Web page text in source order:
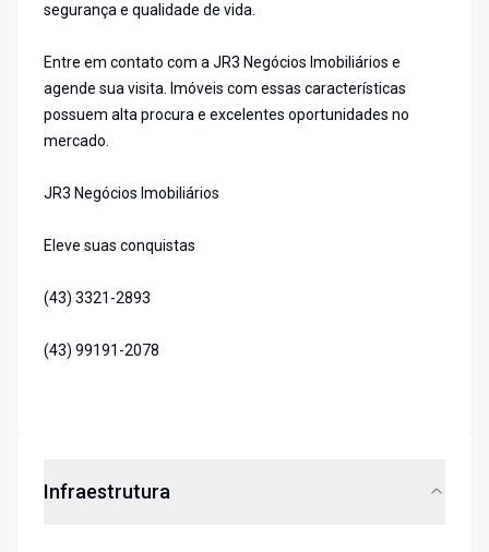
segurança e qualidade de vida.
Entre em contato com a JR3 Negócios Imobiliários e
agende sua visita. Imóveis com essas características
possuem alta procura e excelentes oportunidades no
mercado.
JR3 Negócios Imobiliários
Eleve suas conquistas
(43) 3321-2893
(43) 99191-2078
Infraestrutura